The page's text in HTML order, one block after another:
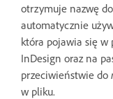
otrzymuje nazwę
automatycznie
która pojawia się w
InDesign oraz na
przeciwieństwie do
w pliku.